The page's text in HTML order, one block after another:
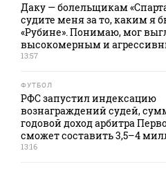
Даку — болельщикам
судите меня за то, каким я
«Рубине». Понимаю, мог
высокомерным и
13:57
ФУТБОЛ
РФС запустил индексацию
вознаграждений судей,
годовой доход арбитра
сможет составить 3,5–4
13:16